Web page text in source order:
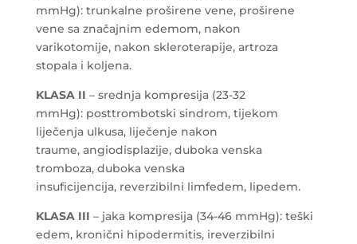
mmHg): trunkalne proširene vene, proširene
vene sa značajnim edemom, nakon
varikotomije, nakon skleroterapije, artroza
stopala i koljena.
KLASA II – srednja kompresija (23-32
mmHg): posttrombotski sindrom, tijekom
liječenja ulkusa, liječenje nakon
traume, angiodisplazije, duboka venska
tromboza, duboka venska
insuficijencija, reverzibilni limfedem, lipedem.
KLASA III – jaka kompresija (34-46 mmHg): teški
edem, kronični hipodermitis, ireverzibilni